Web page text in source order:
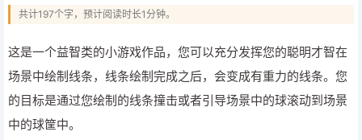
共计197个字，预计阅读时长1分钟。
这是一个益智类的小游戏作品，您可以充分发挥您的聪明才智在
场景中绘制线条，线条绘制完成之后，会变成有重力的线条。您
的目标是通过您绘制的线条撞击或者引导场景中的球滚动到场景
中的球筐中。